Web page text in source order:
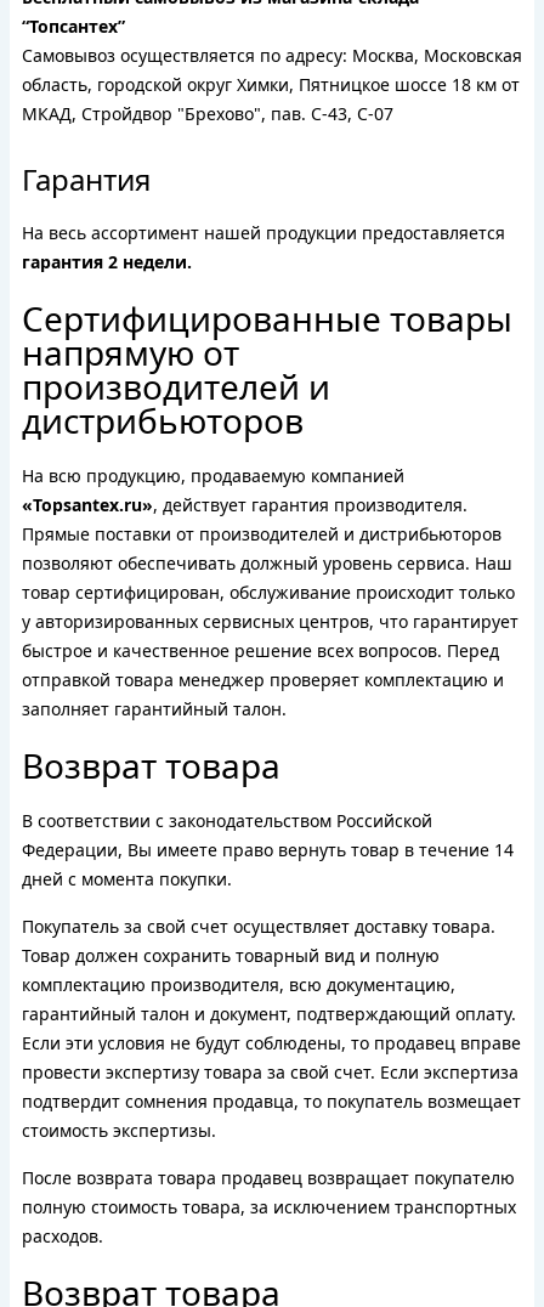
“Топсантех”
Самовывоз осуществляется по адресу: Москва, Московская
область, городской округ Химки, Пятницкое шоссе 18 км от
МКАД, Стройдвор "Брехово", пав. С-43, С-07
Гарантия
На весь ассортимент нашей продукции предоставляется
гарантия 2 недели.
Сертифицированные товары
напрямую от
производителей и
дистрибьюторов
На всю продукцию, продаваемую компанией
«Topsantex.ru», действует гарантия производителя.
Прямые поставки от производителей и дистрибьюторов
позволяют обеспечивать должный уровень сервиса. Наш
товар сертифицирован, обслуживание происходит только
у авторизированных сервисных центров, что гарантирует
быстрое и качественное решение всех вопросов. Перед
отправкой товара менеджер проверяет комплектацию и
заполняет гарантийный талон.
Возврат товара
В соответствии с законодательством Российской
Федерации, Вы имеете право вернуть товар в течение 14
дней с момента покупки.
Покупатель за свой счет осуществляет доставку товара.
Товар должен сохранить товарный вид и полную
комплектацию производителя, всю документацию,
гарантийный талон и документ, подтверждающий оплату.
Если эти условия не будут соблюдены, то продавец вправе
провести экспертизу товара за свой счет. Если экспертиза
подтвердит сомнения продавца, то покупатель возмещает
стоимость экспертизы.
После возврата товара продавец возвращает покупателю
полную стоимость товара, за исключением транспортных
расходов.
Возврат товара